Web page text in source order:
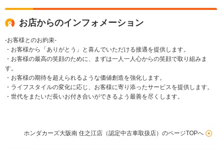
お店からのインフォメーション
-お客様とのお約束-
・お客様から「ありがとう」と喜んでいただける接遇を提供します。
・お客様の最高の笑顔のために、まずは一人一人心からの笑顔で取り組みま
す。
・お客様の期待を超えられるような価値創造を強化します。
・ライフスタイルの変化に応じ、お客様に寄り添ったサービスを提供します。
・世代をまたいだ長いお付き合いができるよう最善を尽くします。
ホンダカーズ大阪南 住之江店（認定中古車取扱店）のページTOPへ